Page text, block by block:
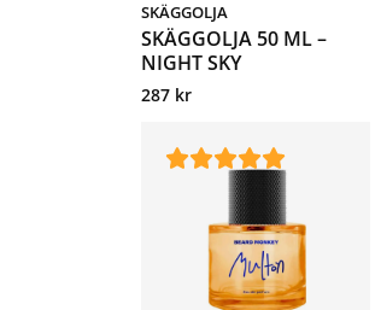
SKÄGGOLJA
SKÄGGOLJA 50 ML –
NIGHT SKY
287 kr